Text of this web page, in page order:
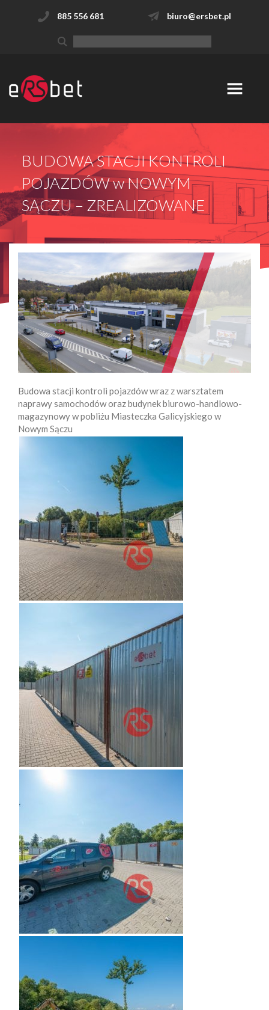
885 556 681 biuro@ersbet.pl
BUDOWA STACJI KONTROLI
POJAZDÓW w NOWYM
SĄCZU – ZREALIZOWANE
Budowa stacji kontroli pojazdów wraz z warsztatem
naprawy samochodów oraz budynek biurowo-handlowo-
magazynowy w pobliżu Miasteczka Galicyjskiego w
Nowym Sączu